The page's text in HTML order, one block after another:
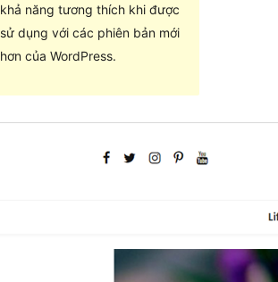
khả năng tương thích khi được
sử dụng với các phiên bản mới
hơn của WordPress.